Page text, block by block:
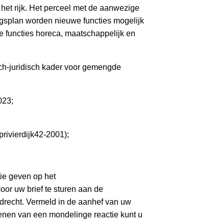
rijk. Het perceel met de aanwezige
worden nieuwe functies mogelijk
functies horeca, maatschappelijk en
juridisch kader voor gemengde
2001);
geven op het
uw brief te sturen aan de
Vermeld in de aanhef van uw
van een mondelinge reactie kunt u